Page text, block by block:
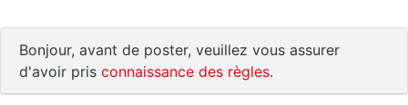
Bonjour, avant de poster, veuillez vous assurer
d'avoir pris connaissance des règles.